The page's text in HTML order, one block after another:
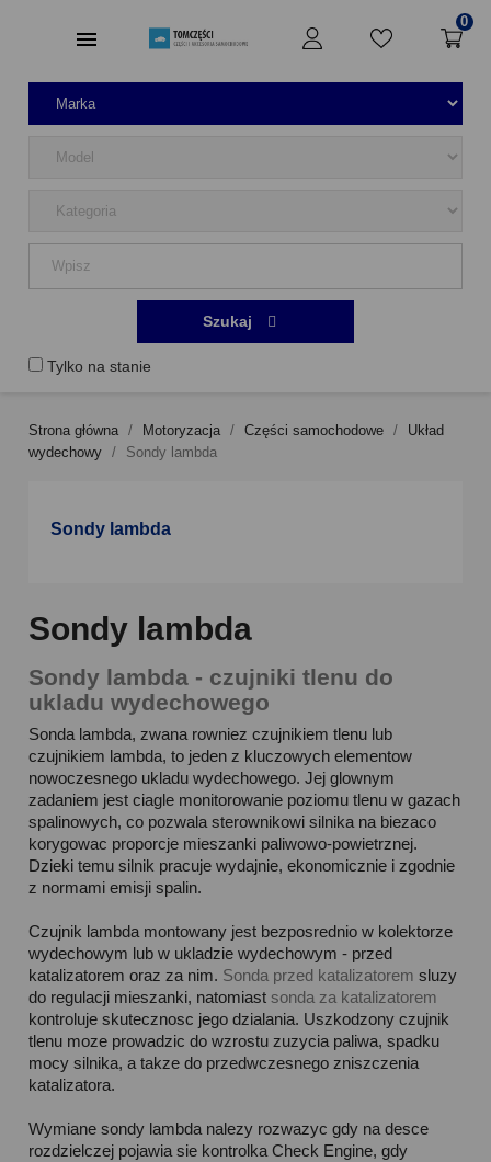
0
Tylko na stanie
Szukaj
Strona główna Motoryzacja Części samochodowe
Układ
wydechowy
Sondy lambda
Sondy lambda
Sondy lambda
Sondy lambda - czujniki tlenu do
ukladu wydechowego
Sonda lambda, zwana rowniez czujnikiem tlenu lub
czujnikiem lambda, to jeden z kluczowych elementow
nowoczesnego ukladu wydechowego. Jej glownym
zadaniem jest ciagle monitorowanie poziomu tlenu w gazach
spalinowych, co pozwala sterownikowi silnika na biezaco
korygowac proporcje mieszanki paliwowo-powietrznej.
Dzieki temu silnik pracuje wydajnie, ekonomicznie i zgodnie
z normami emisji spalin.
Czujnik lambda montowany jest bezposrednio w kolektorze
wydechowym lub w ukladzie wydechowym - przed
katalizatorem oraz za nim. Sonda przed katalizatorem sluzy
do regulacji mieszanki, natomiastsonda za katalizatorem
kontroluje skutecznosc jego dzialania. Uszkodzony czujnik
tlenu moze prowadzic do wzrostu zuzycia paliwa, spadku
mocy silnika, a takze do przedwczesnego zniszczenia
katalizatora.
Wymiane sondy lambda nalezy rozwazyc gdy na desce
rozdzielczej pojawia sie kontrolka Check Engine, gdy